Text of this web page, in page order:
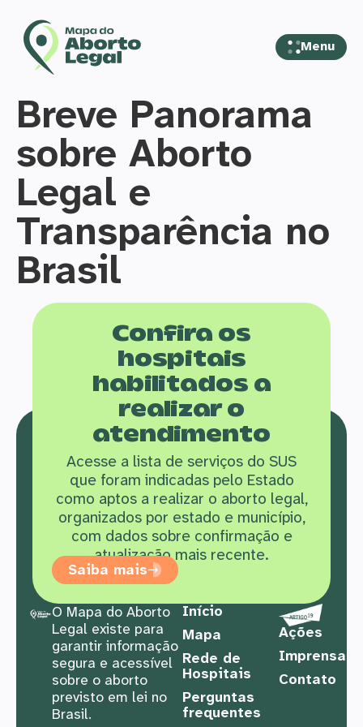
Menu
Breve Panorama
sobre Aborto
Legal e
Transparência no
Brasil
Confira os
hospitais
habilitados a
realizar o
atendimento
Acesse a lista de serviços do SUS
que foram indicadas pelo Estado
como aptos a realizar o aborto legal,
organizados por estado e município,
com dados sobre confirmação e
atualização mais recente.
Saiba mais
O Mapa do Aborto
Legal existe para
garantir informação
segura e acessível
sobre o aborto
previsto em lei no
Brasil.
Início
Mapa
Rede de
Hospitais
Perguntas
frequentes
Ações
Imprensa
Contato